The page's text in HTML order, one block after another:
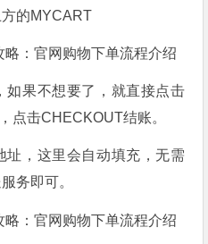
的MYCART
如果不想要了，就直接点击
点击CHECKOUT结账。
址，这里会自动填充，无需
务即可。